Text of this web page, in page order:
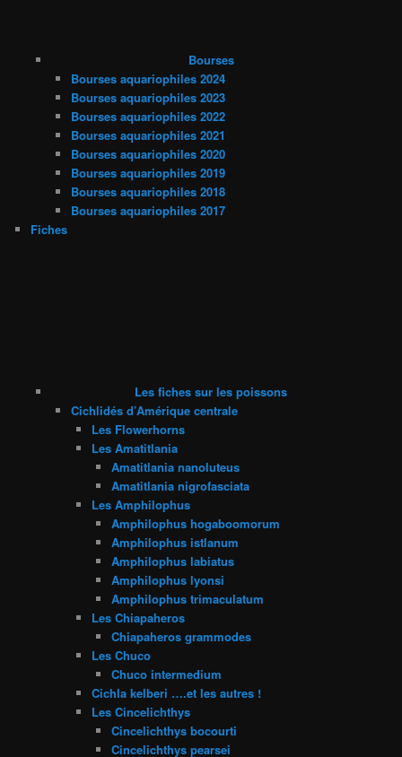
Bourses
Bourses aquariophiles 2024
Bourses aquariophiles 2023
Bourses aquariophiles 2022
Bourses aquariophiles 2021
Bourses aquariophiles 2020
Bourses aquariophiles 2019
Bourses aquariophiles 2018
Bourses aquariophiles 2017
Fiches
Les fiches sur les poissons
Cichlidés d’Amérique centrale
Les Flowerhorns
Les Amatitlania
Amatitlania nanoluteus
Amatitlania nigrofasciata
Les Amphilophus
Amphilophus hogaboomorum
Amphilophus istlanum
Amphilophus labiatus
Amphilophus lyonsi
Amphilophus trimaculatum
Les Chiapaheros
Chiapaheros grammodes
Les Chuco
Chuco intermedium
Cichla kelberi ….et les autres !
Les Cincelichthys
Cincelichthys bocourti
Cincelichthys pearsei